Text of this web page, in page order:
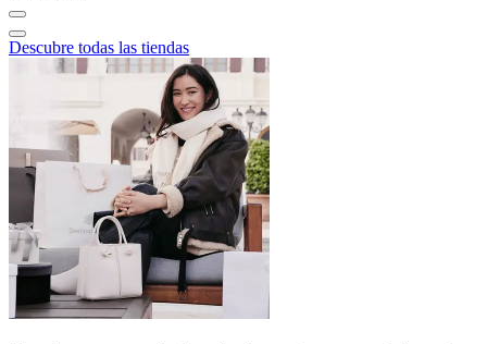
Descubre todas las tiendas